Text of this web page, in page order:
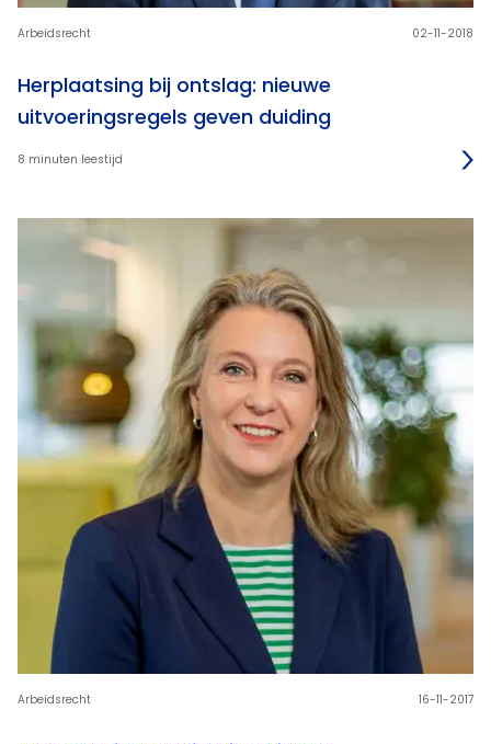
Herplaatsing bij ontslag: nieuwe
uitvoeringsregels geven duiding
Arbeidsrecht 02-11-2018
8 minuten leestijd
Arbeidsrecht 16-11-2017